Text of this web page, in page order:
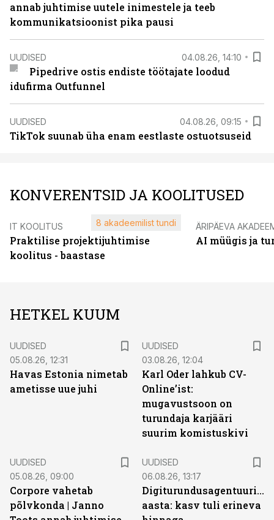
annab juhtimise uutele inimestele ja teeb
kommunikatsioonist pika pausi
UUDISED 04.08.26, 14:10
Pipedrive ostis endiste töötajate loodud
idufirma Outfunnel
UUDISED 04.08.26, 09:15
TikTok suunab üha enam eestlaste ostuotsuseid
KONVERENTSID JA KOOLITUSED
IT KOOLITUS
Praktilise projektijuhtimise
koolitus - baastase
8 akadeemilist tundi ÄRIPÄEVA
AI müügis ja
HETKEL KUUM
UUDISED
05.08.26, 12:31
Havas Estonia nimetab
ametisse uue juhi
UUDISED
03.08.26, 12:04
Karl Oder lahkub CV-
Online’ist:
mugavustsoon on
turundaja karjääri
suurim komistuskivi
UUDISED
05.08.26, 09:00
Corpore vahetab
põlvkonda | Janno
UUDISED
06.08.26, 13:17
Digiturundusagentuuride
aasta: kasv tuli erineva